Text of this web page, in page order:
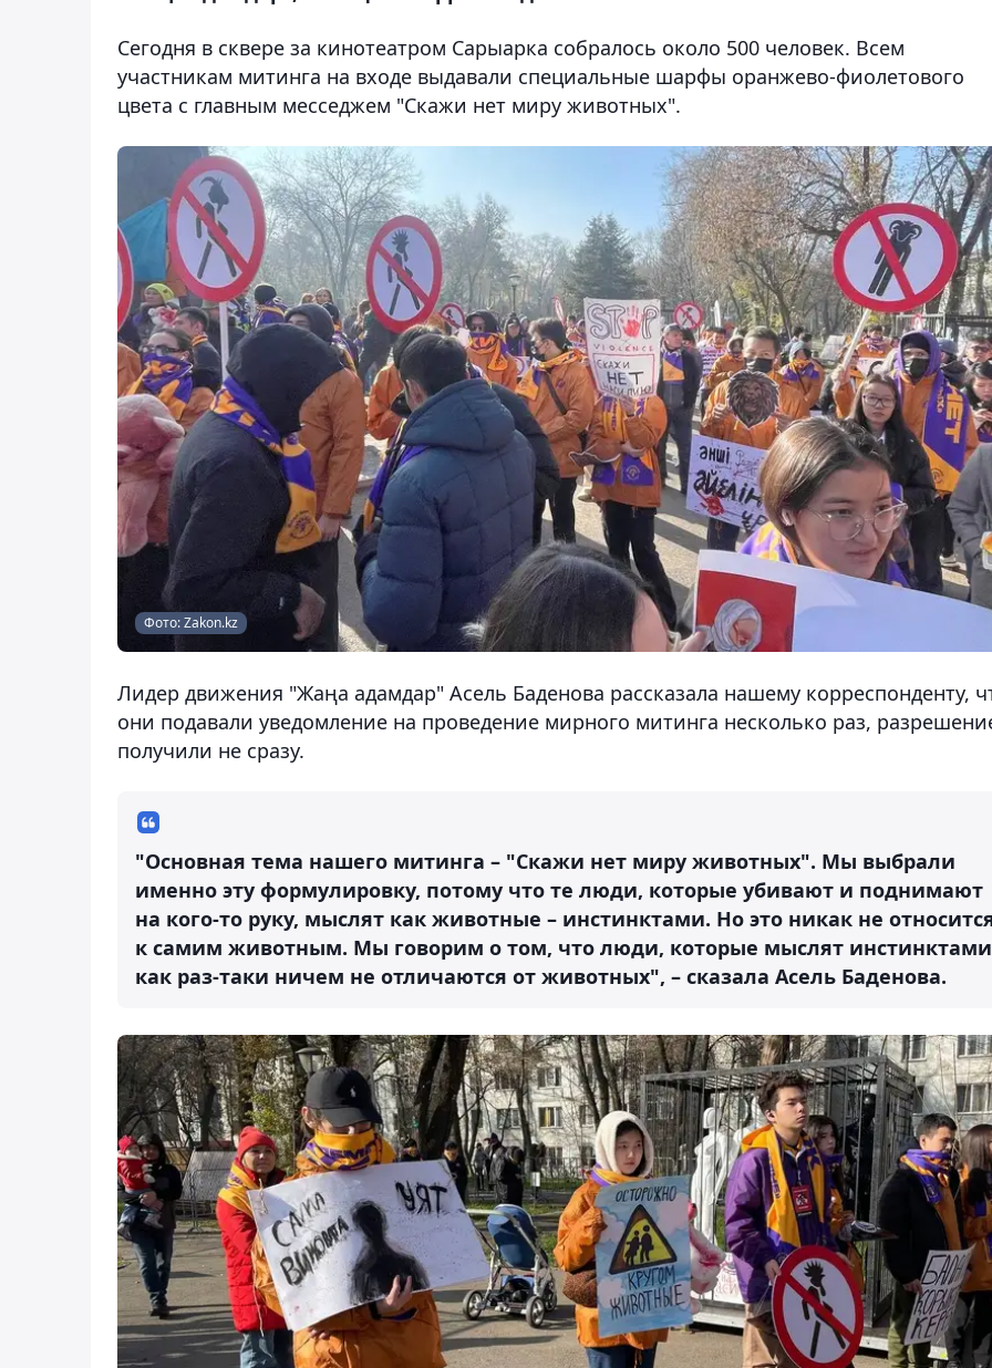
Сегодня в сквере за кинотеатром Сарыарка собралось около 500 человек. Всем
участникам митинга на входе выдавали специальные шарфы оранжево-фиолетового
цвета с главным месседжем "Скажи нет миру животных".
Фото: Zakon.kz
Лидер движения "Жаңа адамдар" Асель Баденова рассказала нашему корреспонденту,
они подавали уведомление на проведение мирного митинга несколько раз,
получили не сразу.
"Основная тема нашего митинга – "Скажи нет миру животных". Мы выбрали
именно эту формулировку, потому что те люди, которые убивают и поднимают
на кого-то руку, мыслят как животные – инстинктами. Но это никак не
к самим животным. Мы говорим о том, что люди, которые мыслят
как раз-таки ничем не отличаются от животных", – сказала Асель Баденова.